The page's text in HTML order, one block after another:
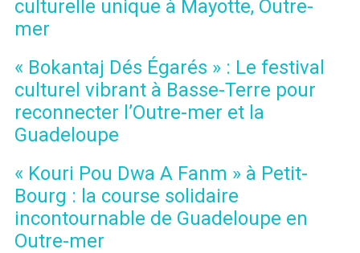
culturelle unique à Mayotte, Outre-
mer
« Bokantaj Dés Égarés » : Le festival
culturel vibrant à Basse-Terre pour
reconnecter l’Outre-mer et la
Guadeloupe
« Kouri Pou Dwa A Fanm » à Petit-
Bourg : la course solidaire
incontournable de Guadeloupe en
Outre-mer